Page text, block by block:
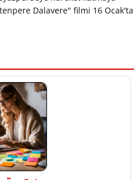
Dalavere" filmi 16 Ocak'ta